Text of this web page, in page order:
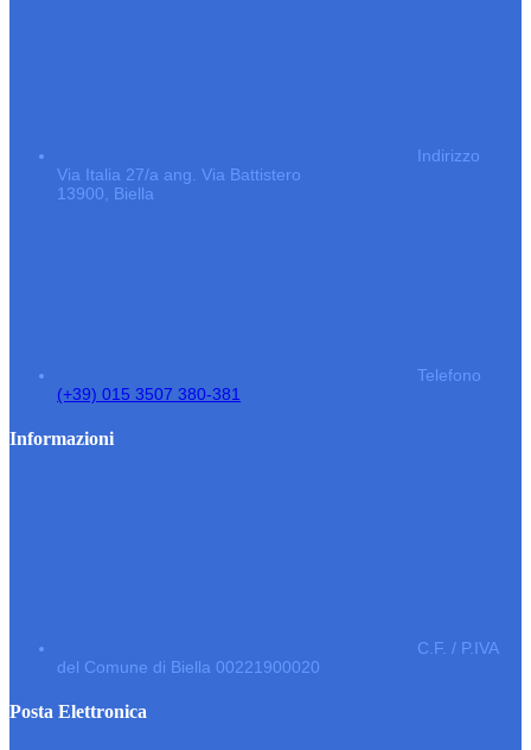
Indirizzo
Via Italia 27/a ang. Via Battistero
13900, Biella
Telefono
(+39) 015 3507 380-381
Informazioni
C.F. / P.IVA
del Comune di Biella 00221900020
Posta Elettronica